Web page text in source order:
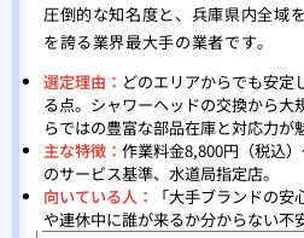
圧倒的な知名度と、兵庫県内全域
を誇る業界最大手の業者です。
選定理由： どのエリアからでも安定
る点。シャワーヘッドの交換から大
らではの豊富な部品在庫と対応力が
主な特徴： 作業料金8,800円（税込
のサービス基準、水道局指定店。
向いている人：
「大手ブランドの
や連休中に誰が来るか分からない不